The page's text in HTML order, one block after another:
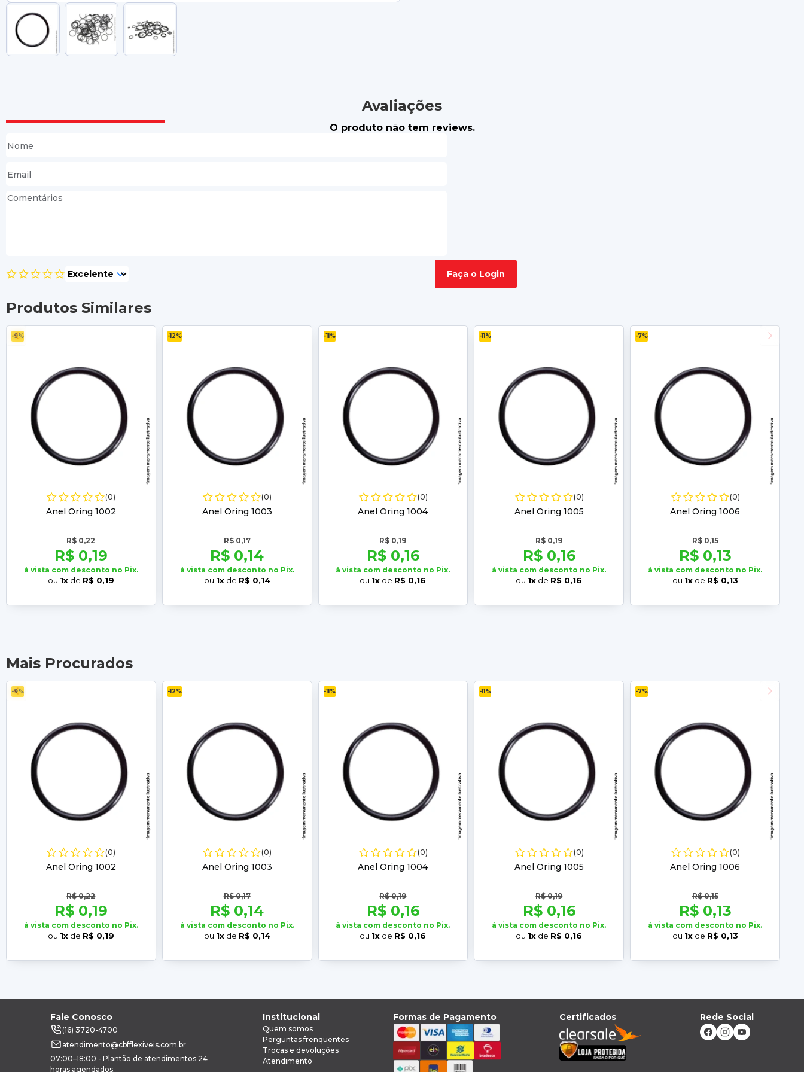
Avaliações
O produto não tem reviews.
Faça o Login
Produtos Similares
-9%
(0)
Anel Oring 1002
R$ 0,22
R$ 0,19
à vista com desconto no Pix.
ou 1xde R$ 0,19
-12%
(0)
Anel Oring 1003
R$ 0,17
R$ 0,14
à vista com desconto no Pix.
ou 1xde R$ 0,14
-11%
(0)
Anel Oring 1004
R$ 0,19
R$ 0,16
à vista com desconto no Pix.
ou 1x de R$ 0,16
-11%
(0)
Anel Oring 1005
R$ 0,19
R$ 0,16
à vista com desconto no Pix.
ou 1x de R$ 0,16
-7%
(0)
Anel Oring 1006
R$ 0,15
R$ 0,13
à vista com desconto no Pix.
ou 1xde R$ 0,13
Mais Procurados
-9%
(0)
Anel Oring 1002
R$ 0,22
R$ 0,19
à vista com desconto no Pix.
ou 1xde R$ 0,19
-12%
(0)
Anel Oring 1003
R$ 0,17
R$ 0,14
à vista com desconto no Pix.
ou 1xde R$ 0,14
-11%
(0)
Anel Oring 1004
R$ 0,19
R$ 0,16
à vista com desconto no Pix.
ou 1x de R$ 0,16
-11%
(0)
Anel Oring 1005
R$ 0,19
R$ 0,16
à vista com desconto no Pix.
ou 1x de R$ 0,16
-7%
(0)
Anel Oring 1006
R$ 0,15
R$ 0,13
à vista com desconto no Pix.
ou 1xde R$ 0,13
Fale Conosco
(16) 3720-4700
atendimento@cbfflexiveis.com.br
07:00–18:00 - Plantão de atendimentos 24
horas agendados.
Institucional
Quem somos
Perguntas frenquentes
Trocas e devoluções
Atendimento
Formas de Pagamento Certificados Rede Social